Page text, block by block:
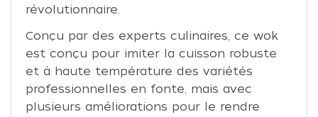
révolutionnaire.
Conçu par des experts culinaires, ce wok
est conçu pour imiter la cuisson robuste
et à haute température des variétés
professionnelles en fonte, mais avec
plusieurs améliorations pour le rendre